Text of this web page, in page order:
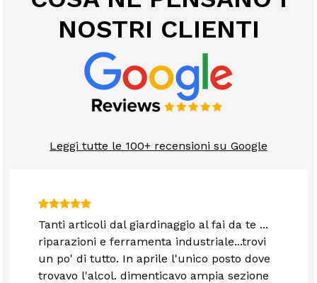
NOSTRI CLIENTI
Leggi tutte le 100+ recensioni su Google
Tanti articoli dal giardinaggio al fai da te ...
riparazioni e ferramenta industriale...trovi
un po' di tutto. In aprile l'unico posto dove
trovavo l'alcol. dimenticavo ampia sezione